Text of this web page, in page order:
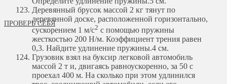
ПРОВЕРЬ СЕБЯ
Деревянный брусок массой 2 кг тянут по
деревянной доске, расположенной горизонтально,
сускорением 1 м/с2 с помощью пружины
жесткостью 200 Н/м. Коэффициент трения равен
0,3. Найдите удлинение пружины.4 см.
Грузовик взял на буксир легковой автомобиль
массой 2 т и, двигаясь равноускоренно, за 50 с
проехал 400 м. На сколько при этом удлинился